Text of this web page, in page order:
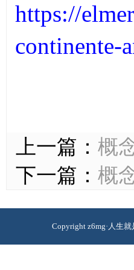
https://
continente-
上一篇： 概
下一篇： 概
Copyright z6mg·人生